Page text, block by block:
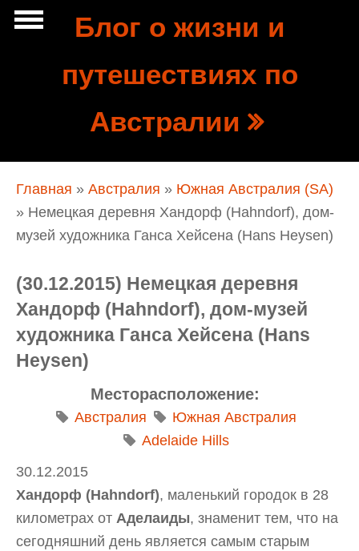
Перейти к основному содержанию
Блог о жизни и
путешествиях по
Австралии
Navigation
Вы здесь
Главная » Австралия » Южная Австралия (SA)
» Немецкая деревня Хандорф (Hahndorf), дом-
музей художника Ганса Хейсена (Hans Heysen)
(30.12.2015) Немецкая деревня
Хандорф (Hahndorf), дом-музей
художника Ганса Хейсена (Hans
Heysen)
Месторасположение:
Австралия
Южная Австралия
Adelaide Hills
30.12.2015
Хандорф (Hahndorf), маленький городок в 28
километрах от Аделаиды, знаменит тем, что на
сегодняшний день является самым старым